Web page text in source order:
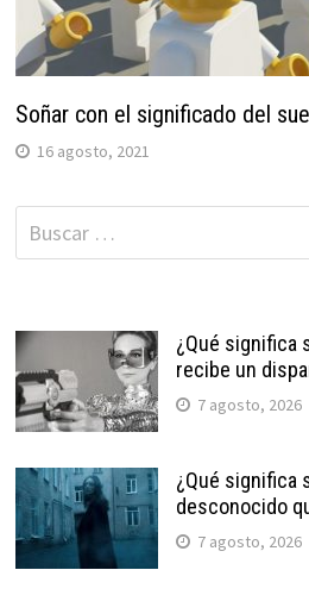
Soñar con el significado del
16 agosto, 2021
Buscar:
¿Qué significa
recibe un
7 agosto, 2026
¿Qué significa
desconocido
7 agosto, 2026